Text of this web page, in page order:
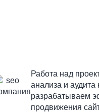
Работа над
анализа и
разрабатываем
продвижения